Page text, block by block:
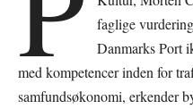
faglige
Danmarks Port
med kompetencer inden for
samfundsøkonomi, erkender